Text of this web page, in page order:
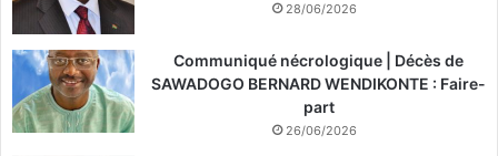
28/06/2026
Communiqué nécrologique | Décès de
SAWADOGO BERNARD WENDIKONTE : Faire-
part
26/06/2026